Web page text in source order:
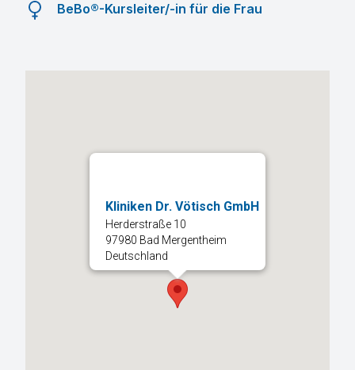
BeBo®-Kursleiter/-in für die Frau
Kliniken Dr. Vötisch GmbH
Herderstraße 10
97980 Bad Mergentheim
Deutschland